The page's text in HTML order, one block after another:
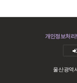
개인정보처리
울산광역